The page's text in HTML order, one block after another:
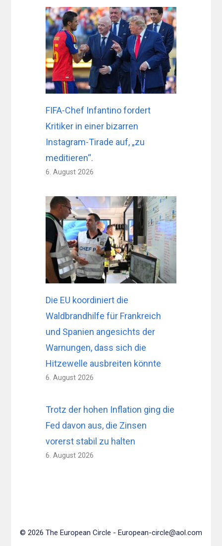
FIFA-Chef Infantino fordert
Kritiker in einer bizarren
Instagram-Tirade auf, „zu
meditieren“.
6. August 2026
Die EU koordiniert die
Waldbrandhilfe für Frankreich
und Spanien angesichts der
Warnungen, dass sich die
Hitzewelle ausbreiten könnte
6. August 2026
Trotz der hohen Inflation ging die
Fed davon aus, die Zinsen
vorerst stabil zu halten
6. August 2026
© 2026 The European Circle - European-circle@aol.com